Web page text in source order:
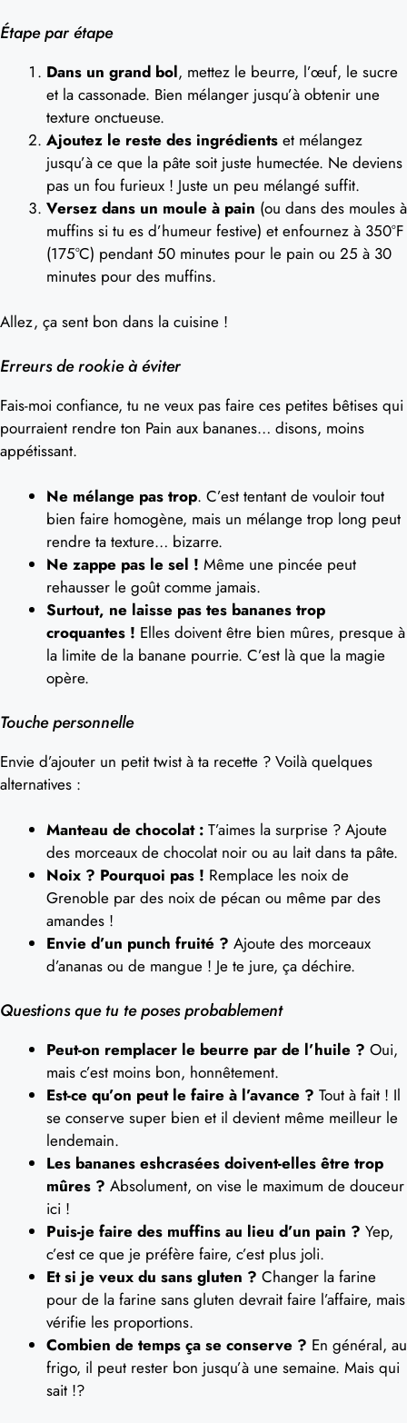
Étape par étape
Dans un grand bol, mettez le beurre, l’œuf, le sucre
et la cassonade. Bien mélanger jusqu’à obtenir une
texture onctueuse.
Ajoutez le reste des ingrédients et mélangez
jusqu’à ce que la pâte soit juste humectée. Ne deviens
pas un fou furieux ! Juste un peu mélangé suffit.
Versez dans un moule à pain (ou dans des moules à
muffins si tu es d’humeur festive) et enfournez à 350°F
(175°C) pendant 50 minutes pour le pain ou 25 à 30
minutes pour des muffins.
Allez, ça sent bon dans la cuisine !
Erreurs de rookie à éviter
Fais-moi confiance, tu ne veux pas faire ces petites bêtises qui
pourraient rendre ton Pain aux bananes… disons, moins
appétissant.
Ne mélange pas trop. C’est tentant de vouloir tout
bien faire homogène, mais un mélange trop long peut
rendre ta texture… bizarre.
Ne zappe pas le sel ! Même une pincée peut
rehausser le goût comme jamais.
Surtout, ne laisse pas tes bananes trop
croquantes ! Elles doivent être bien mûres, presque à
la limite de la banane pourrie. C’est là que la magie
opère.
Touche personnelle
Envie d’ajouter un petit twist à ta recette ? Voilà quelques
alternatives :
Manteau de chocolat : T’aimes la surprise ? Ajoute
des morceaux de chocolat noir ou au lait dans ta pâte.
Noix ? Pourquoi pas ! Remplace les noix de
Grenoble par des noix de pécan ou même par des
amandes !
Envie d’un punch fruité ? Ajoute des morceaux
d’ananas ou de mangue ! Je te jure, ça déchire.
Questions que tu te poses probablement
Peut-on remplacer le beurre par de l’huile ? Oui,
mais c’est moins bon, honnêtement.
Est-ce qu’on peut le faire à l’avance ? Tout à fait ! Il
se conserve super bien et il devient même meilleur le
lendemain.
Les bananes eshcrasées doivent-elles être trop
mûres ? Absolument, on vise le maximum de douceur
ici !
Puis-je faire des muffins au lieu d’un pain ? Yep,
c’est ce que je préfère faire, c’est plus joli.
Et si je veux du sans gluten ? Changer la farine
pour de la farine sans gluten devrait faire l’affaire, mais
vérifie les proportions.
Combien de temps ça se conserve ? En général, au
frigo, il peut rester bon jusqu’à une semaine. Mais qui
sait !?